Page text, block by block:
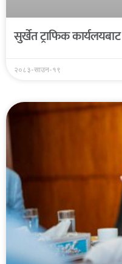
सुर्खेत ट्राफिक
२०८३-साउन-१९